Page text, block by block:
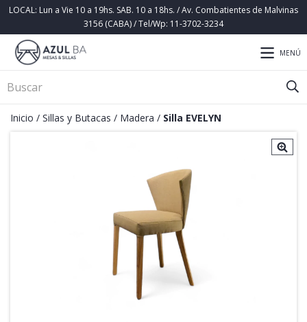
LOCAL: Lun a Vie 10 a 19hs. SAB. 10 a 18hs. / Av. Combatientes de Malvinas
3156 (CABA) / Tel/Wp: 11-3702-3234
MENÚ
Inicio / Sillas y Butacas / Madera / Silla EVELYN